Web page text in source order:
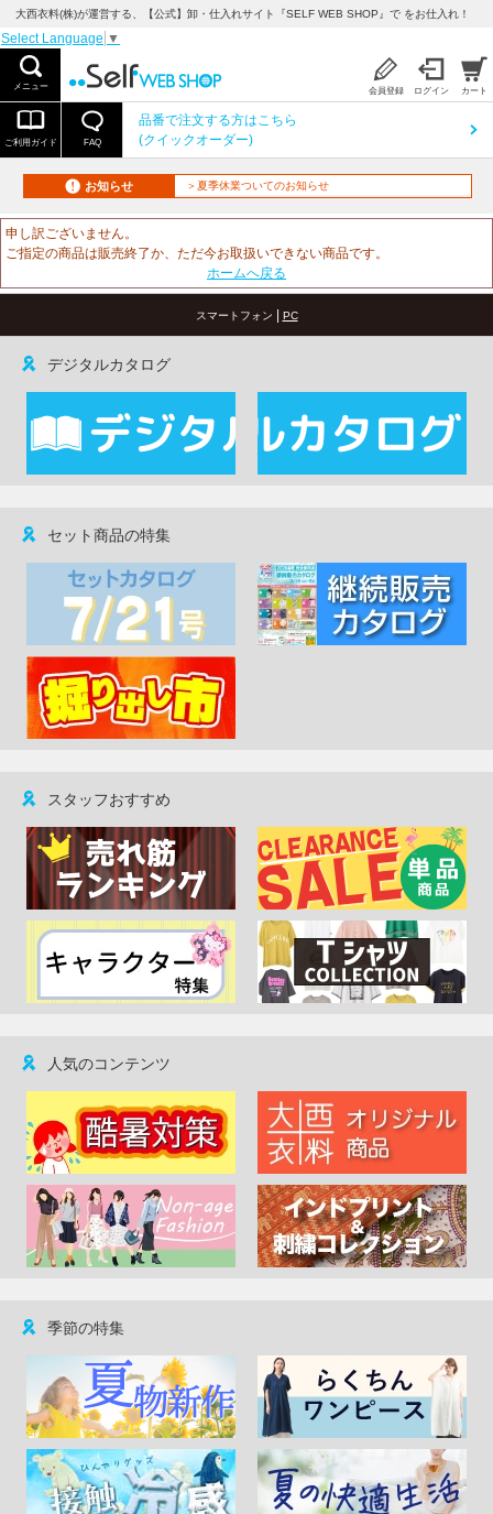
大西衣料(株)が運営する、【公式】卸・仕入れサイト『SELF WEB SHOP』で をお仕入れ！
Select Language ▼
メニュー 会員登録 ログイン カート
ご利用ガイド FAQ
品番で注文する方はこちら
(クイックオーダー)
お知らせ ＞夏季休業ついてのお知らせ
申し訳ございません。
ご指定の商品は販売終了か、ただ今お取扱いできない商品です。
ホームへ戻る
スマートフォン | PC
デジタルカタログ
セット商品の特集
スタッフおすすめ
人気のコンテンツ
季節の特集